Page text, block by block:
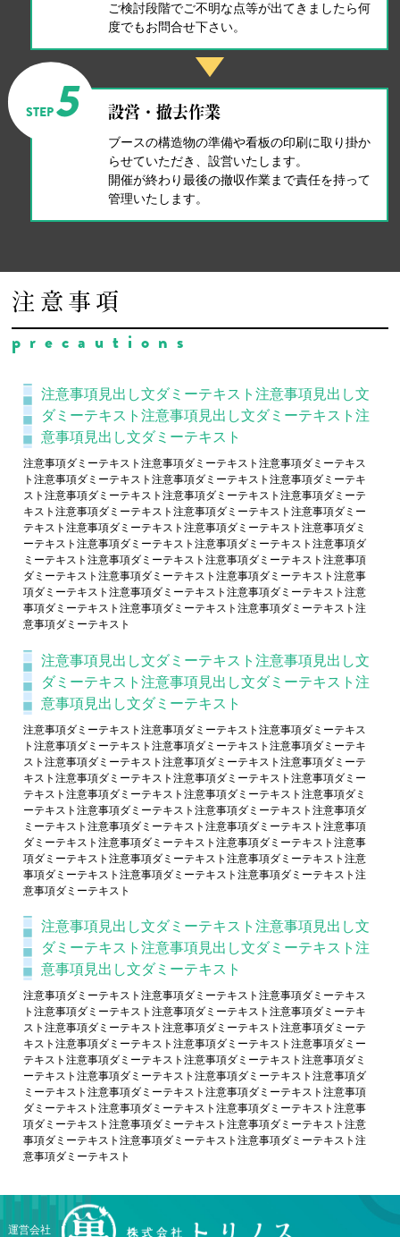
ご検討段階でご不明な点等が出てきましたら何
度でもお問合せ下さい。
STEP5 設営・撤去作業
ブースの構造物の準備や看板の印刷に取り掛か
らせていただき、設営いたします。
開催が終わり最後の撤収作業まで責任を持って
管理いたします。
注意事項
precautions
注意事項見出し文ダミーテキスト注意事項見出し文
ダミーテキスト注意事項見出し文ダミーテキスト注
意事項見出し文ダミーテキスト
注意事項ダミーテキスト注意事項ダミーテキスト注意事項ダミーテキス
ト注意事項ダミーテキスト注意事項ダミーテキスト注意事項ダミーテキ
スト注意事項ダミーテキスト注意事項ダミーテキスト注意事項ダミーテ
キスト注意事項ダミーテキスト注意事項ダミーテキスト注意事項ダミー
テキスト注意事項ダミーテキスト注意事項ダミーテキスト注意事項ダミ
ーテキスト注意事項ダミーテキスト注意事項ダミーテキスト注意事項ダ
ミーテキスト注意事項ダミーテキスト注意事項ダミーテキスト注意事項
ダミーテキスト注意事項ダミーテキスト注意事項ダミーテキスト注意事
項ダミーテキスト注意事項ダミーテキスト注意事項ダミーテキスト注意
事項ダミーテキスト注意事項ダミーテキスト注意事項ダミーテキスト注
意事項ダミーテキスト
注意事項見出し文ダミーテキスト注意事項見出し文
ダミーテキスト注意事項見出し文ダミーテキスト注
意事項見出し文ダミーテキスト
注意事項ダミーテキスト注意事項ダミーテキスト注意事項ダミーテキス
ト注意事項ダミーテキスト注意事項ダミーテキスト注意事項ダミーテキ
スト注意事項ダミーテキスト注意事項ダミーテキスト注意事項ダミーテ
キスト注意事項ダミーテキスト注意事項ダミーテキスト注意事項ダミー
テキスト注意事項ダミーテキスト注意事項ダミーテキスト注意事項ダミ
ーテキスト注意事項ダミーテキスト注意事項ダミーテキスト注意事項ダ
ミーテキスト注意事項ダミーテキスト注意事項ダミーテキスト注意事項
ダミーテキスト注意事項ダミーテキスト注意事項ダミーテキスト注意事
項ダミーテキスト注意事項ダミーテキスト注意事項ダミーテキスト注意
事項ダミーテキスト注意事項ダミーテキスト注意事項ダミーテキスト注
意事項ダミーテキスト
注意事項見出し文ダミーテキスト注意事項見出し文
ダミーテキスト注意事項見出し文ダミーテキスト注
意事項見出し文ダミーテキスト
注意事項ダミーテキスト注意事項ダミーテキスト注意事項ダミーテキス
ト注意事項ダミーテキスト注意事項ダミーテキスト注意事項ダミーテキ
スト注意事項ダミーテキスト注意事項ダミーテキスト注意事項ダミーテ
キスト注意事項ダミーテキスト注意事項ダミーテキスト注意事項ダミー
テキスト注意事項ダミーテキスト注意事項ダミーテキスト注意事項ダミ
ーテキスト注意事項ダミーテキスト注意事項ダミーテキスト注意事項ダ
ミーテキスト注意事項ダミーテキスト注意事項ダミーテキスト注意事項
ダミーテキスト注意事項ダミーテキスト注意事項ダミーテキスト注意事
項ダミーテキスト注意事項ダミーテキスト注意事項ダミーテキスト注意
事項ダミーテキスト注意事項ダミーテキスト注意事項ダミーテキスト注
意事項ダミーテキスト
運営会社